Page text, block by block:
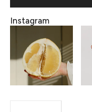
Instagram